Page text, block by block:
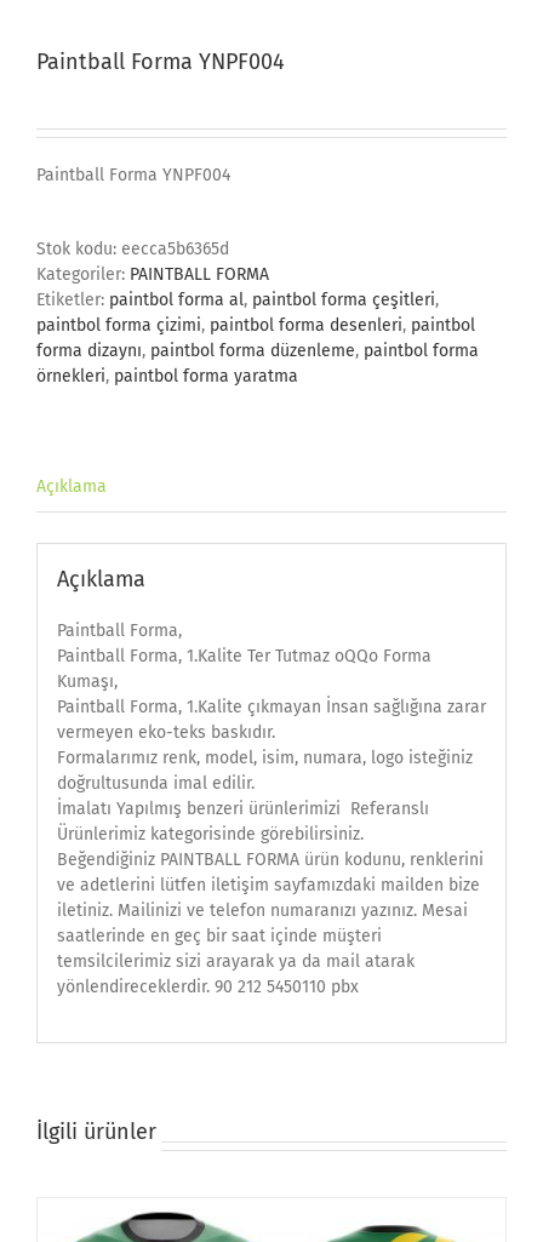
Paintball Forma YNPF004
Paintball Forma YNPF004
Stok kodu: eecca5b6365d
Kategoriler: PAINTBALL FORMA
Etiketler: paintbol forma al, paintbol forma çeşitleri,
paintbol forma çizimi, paintbol forma desenleri, paintbol
forma dizaynı, paintbol forma düzenleme, paintbol forma
örnekleri, paintbol forma yaratma
Açıklama
Açıklama
Paintball Forma,
Paintball Forma, 1.Kalite Ter Tutmaz oQQo Forma
Kumaşı,
Paintball Forma, 1.Kalite çıkmayan İnsan sağlığına zarar
vermeyen eko-teks baskıdır.
Formalarımız renk, model, isim, numara, logo isteğiniz
doğrultusunda imal edilir.
İmalatı Yapılmış benzeri ürünlerimizi Referanslı
Ürünlerimiz kategorisinde görebilirsiniz.
Beğendiğiniz PAINTBALL FORMA ürün kodunu, renklerini
ve adetlerini lütfen iletişim sayfamızdaki mailden bize
iletiniz. Mailinizi ve telefon numaranızı yazınız. Mesai
saatlerinde en geç bir saat içinde müşteri
temsilcilerimiz sizi arayarak ya da mail atarak
yönlendireceklerdir. 90 212 5450110 pbx
İlgili ürünler